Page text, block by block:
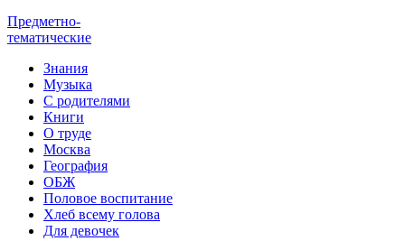
Предметно-
тематические
Знания
Музыка
С родителями
Книги
О труде
Москва
География
ОБЖ
Половое воспитание
Хлеб всему голова
Для девочек